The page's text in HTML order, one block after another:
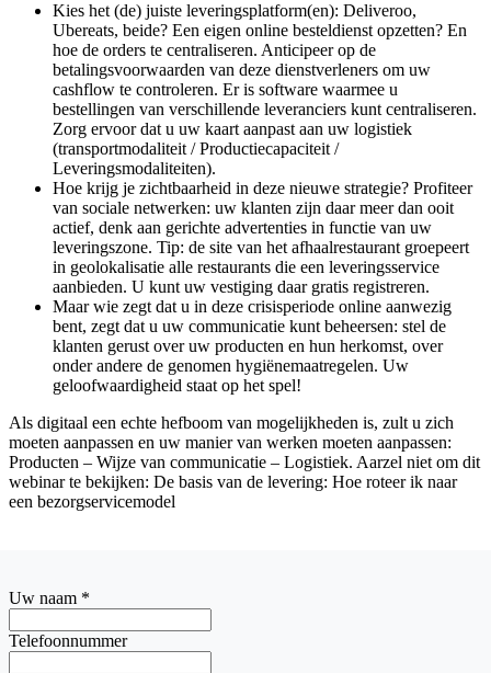
Kies het (de) juiste leveringsplatform(en): Deliveroo,
Ubereats, beide? Een eigen online besteldienst opzetten? En
hoe de orders te centraliseren. Anticipeer op de
betalingsvoorwaarden van deze dienstverleners om uw
cashflow te controleren. Er is software waarmee u
bestellingen van verschillende leveranciers kunt centraliseren.
Zorg ervoor dat u uw kaart aanpast aan uw logistiek
(transportmodaliteit / Productiecapaciteit /
Leveringsmodaliteiten).
Hoe krijg je zichtbaarheid in deze nieuwe strategie? Profiteer
van sociale netwerken: uw klanten zijn daar meer dan ooit
actief, denk aan gerichte advertenties in functie van uw
leveringszone. Tip: de site van het afhaalrestaurant groepeert
in geolokalisatie alle restaurants die een leveringsservice
aanbieden. U kunt uw vestiging daar gratis registreren.
Maar wie zegt dat u in deze crisisperiode online aanwezig
bent, zegt dat u uw communicatie kunt beheersen: stel de
klanten gerust over uw producten en hun herkomst, over
onder andere de genomen hygiënemaatregelen. Uw
geloofwaardigheid staat op het spel!
Als digitaal een echte hefboom van mogelijkheden is, zult u zich
moeten aanpassen en uw manier van werken moeten aanpassen:
Producten – Wijze van communicatie – Logistiek. Aarzel niet om dit
webinar te bekijken: De basis van de levering: Hoe roteer ik naar
een bezorgservicemodel
Uw naam *
Telefoonnummer